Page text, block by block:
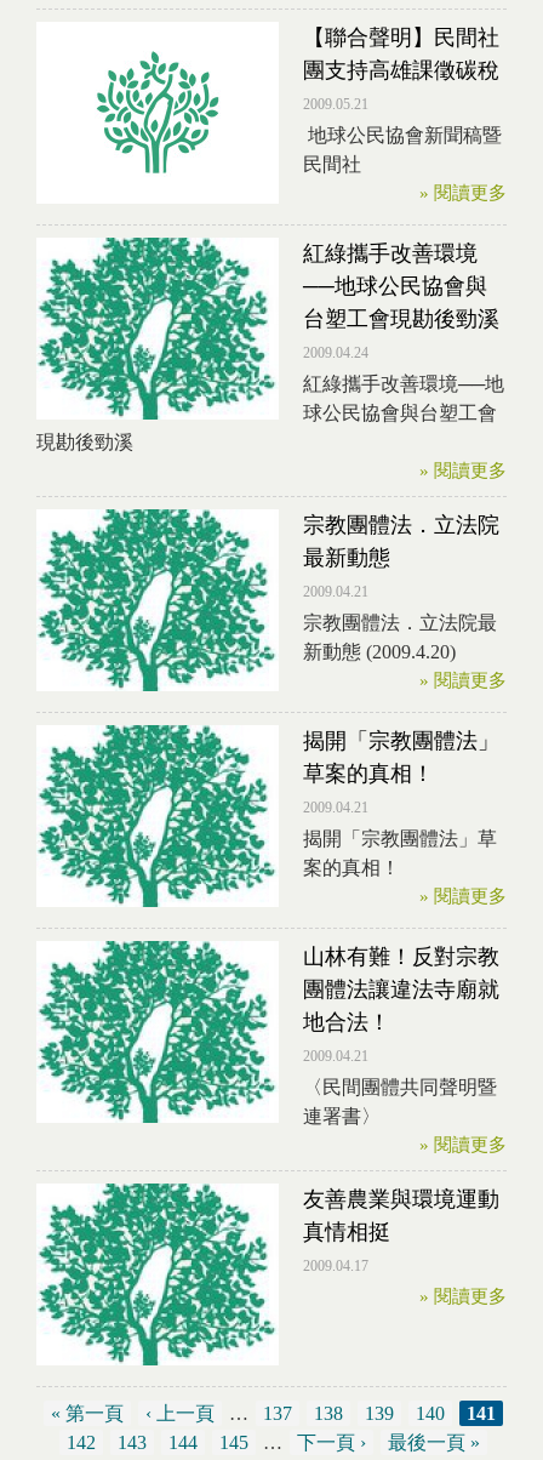
【聯合聲明】民間社
團支持高雄課徵碳稅
2009.05.21
地球公民協會新聞稿暨
民間社
» 閱讀更多
紅綠攜手改善環境
──地球公民協會與
台塑工會現勘後勁溪
2009.04.24
紅綠攜手改善環境──地
球公民協會與台塑工會
現勘後勁溪
» 閱讀更多
宗教團體法．立法院
最新動態
2009.04.21
宗教團體法．立法院最
新動態 (2009.4.20)
» 閱讀更多
揭開「宗教團體法」
草案的真相！
2009.04.21
揭開「宗教團體法」草
案的真相！
» 閱讀更多
山林有難！反對宗教
團體法讓違法寺廟就
地合法！
2009.04.21
〈民間團體共同聲明暨
連署書〉
» 閱讀更多
友善農業與環境運動
真情相挺
2009.04.17
» 閱讀更多
頁面
« 第一頁 ‹ 上一頁 … 137 138 139 140
141
142
143 144 145 … 下一頁 › 最後一頁 »